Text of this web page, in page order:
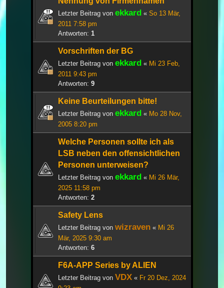
Letzter Beitrag von ekkard « So 13 Mär,
2011 7:58 pm
Antworten: 1
Vorschriften der BG
Letzter Beitrag von ekkard « Mi 23 Feb,
2011 9:43 pm
Antworten: 9
Keine Beurteilungen bitte!
Letzter Beitrag von ekkard « Mo 28 Nov,
2005 8:20 pm
Welche Personen sollte ich als
LSB neben den offensichtlichen
Personen unterweisen?
Letzter Beitrag von ekkard « Mi 26 Mär,
2025 11:58 pm
Antworten: 2
Safety Lens
Letzter Beitrag von wizraven « Mi 26
Mär, 2025 9:30 am
Antworten: 6
F6A-APP Series by ALIEN
Letzter Beitrag von VDX « Fr 20 Dez, 2024